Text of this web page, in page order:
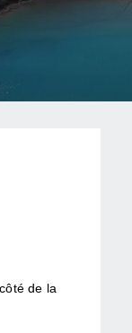
de la